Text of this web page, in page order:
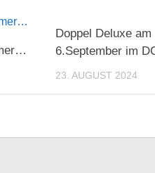
Doppel Deluxe am
6.September im
23. AUGUST 2024